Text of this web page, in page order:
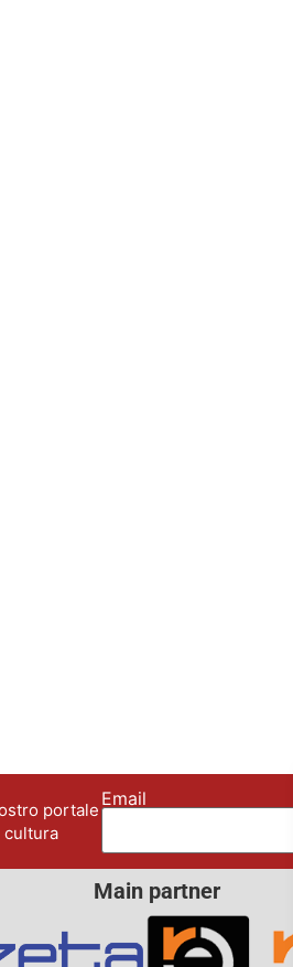
portale
cultura
Email
Main partner